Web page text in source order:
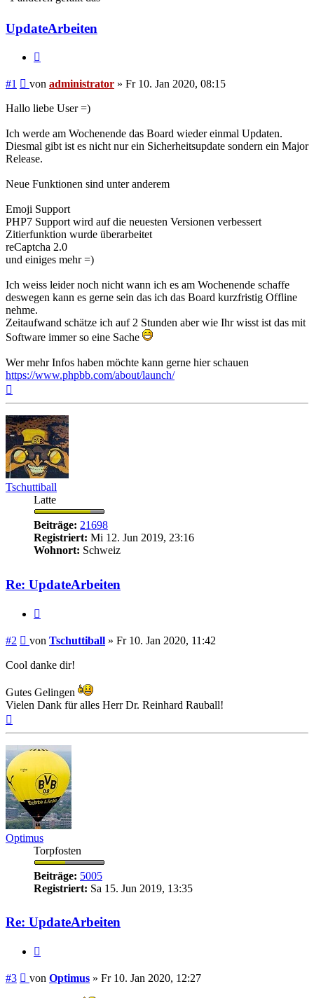
UpdateArbeiten
#1 Beitrag
von administrator » Fr 10. Jan 2020, 08:15
Hallo liebe User =)
Ich werde am Wochenende das Board wieder einmal Updaten.
Diesmal gibt ist es nicht nur ein Sicherheitsupdate sondern ein Major
Release.
Neue Funktionen sind unter anderem
Emoji Support
PHP7 Support wird auf die neuesten Versionen verbessert
Zitierfunktion wurde überarbeitet
reCaptcha 2.0
und einiges mehr =)
Ich weiss leider noch nicht wann ich es am Wochenende schaffe
deswegen kann es gerne sein das ich das Board kurzfristig Offline
nehme.
Zeitaufwand schätze ich auf 2 Stunden aber wie Ihr wisst ist das mit
Software immer so eine Sache
Wer mehr Infos haben möchte kann gerne hier schauen
https://www.phpbb.com/about/launch/
Tschuttiball
Latte
Beiträge: 21698
Registriert: Mi 12. Jun 2019, 23:16
Wohnort: Schweiz
Re: UpdateArbeiten
#2 Beitrag
von Tschuttiball » Fr 10. Jan 2020, 11:42
Cool danke dir!
Gutes Gelingen
Vielen Dank für alles Herr Dr. Reinhard Rauball!
Optimus
Torpfosten
Beiträge: 5005
Registriert: Sa 15. Jun 2019, 13:35
Re: UpdateArbeiten
#3 Beitrag
von Optimus » Fr 10. Jan 2020, 12:27